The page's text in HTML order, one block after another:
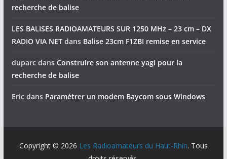
recherche de balise
LES BALISES RADIOAMATEURS SUR 1250 MHz – 23 cm – DX
RADIO VIA NETdans Balise 23cm F1ZBI remise en service
duparcdans Construire son antenne yagi pour la
recherche de balise
Ericdans Paramétrer un modem Baycom sous Windows
Copyright © 2026 Les Radioamateurs du Haut-Rhin. Tous